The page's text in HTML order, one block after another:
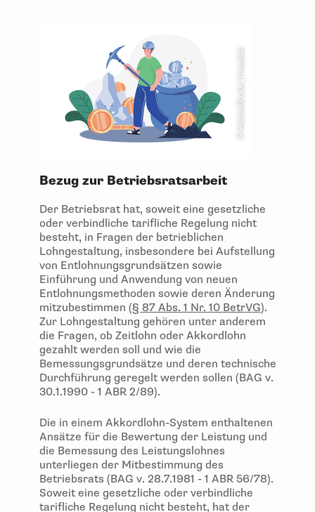
© AdobeStock | freeslab
Bezug zur Betriebsratsarbeit
Der Betriebsrat hat, soweit eine gesetzliche
oder verbindliche tarifliche Regelung nicht
besteht, in Fragen der betrieblichen
Lohngestaltung, insbesondere bei Aufstellung
von Entlohnungsgrundsätzen sowie
Einführung und Anwendung von neuen
Entlohnungsmethoden sowie deren Änderung
mitzubestimmen (§ 87 Abs. 1 Nr. 10 BetrVG).
Zur Lohngestaltung gehören unter anderem
die Fragen, ob Zeitlohn oder Akkordlohn
gezahlt werden soll und wie die
Bemessungsgrundsätze und deren technische
Durchführung geregelt werden sollen (BAG v.
30.1.1990 - 1 ABR 2/89).
Die in einem Akkordlohn-System enthaltenen
Ansätze für die Bewertung der Leistung und
die Bemessung des Leistungslohnes
unterliegen der Mitbestimmung des
Betriebsrats (BAG v. 28.7.1981 - 1 ABR 56/78).
Soweit eine gesetzliche oder verbindliche
tarifliche Regelung nicht besteht, hat der